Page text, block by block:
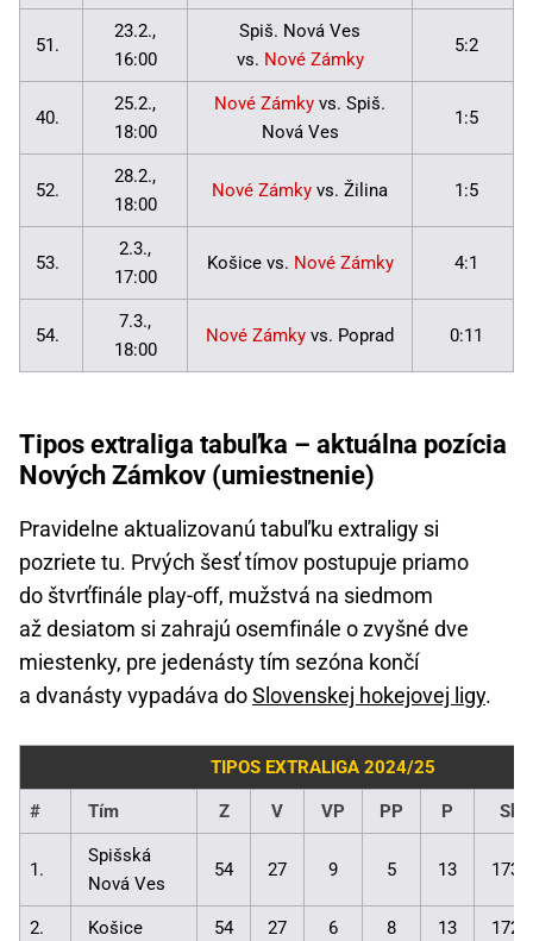
51.
23.2.,
16:00
Spiš. Nová Ves
vs. Nové Zámky
5:2
40.
25.2.,
18:00
Nové Zámky vs. Spiš.
Nová Ves
1:5
52.
28.2.,
18:00
Nové Zámky vs. Žilina 1:5
53.
2.3.,
17:00
Košice vs. Nové Zámky 4:1
54.
7.3.,
18:00
Nové Zámky vs. Poprad 0:11
Tipos extraliga tabuľka – aktuálna pozícia
Nových Zámkov (umiestnenie)
Pravidelne aktualizovanú tabuľku extraligy si
pozriete tu. Prvých šesť tímov postupuje priamo
do štvrťfinále play-off, mužstvá na siedmom
až desiatom si zahrajú osemfinále o zvyšné dve
miestenky, pre jedenásty tím sezóna končí
a dvanásty vypadáva doSlovenskej hokejovej ligy.
TIPOS EXTRALIGA 2024/25
# Tím Z V VP PP P
1.
Spišská
Nová Ves
54 27 9 5 13
2. Košice 54 27 6 8 13